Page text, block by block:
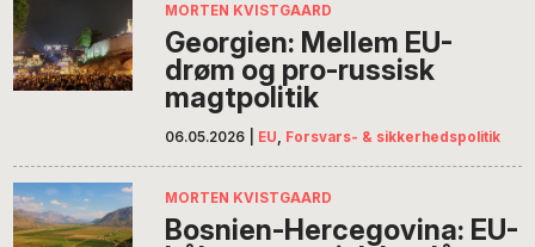
MORTEN KVISTGAARD
Georgien: Mellem EU-
drøm og pro-russisk
magtpolitik
06.05.2026 EU, Forsvars- & sikkerhedspolitik
MORTEN KVISTGAARD
Bosnien-Hercegovina: EU-